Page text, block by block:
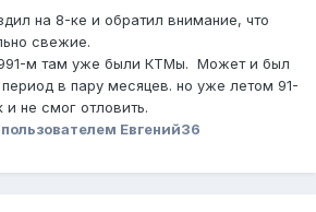
на 8-ке и обратил внимание, что
свежие.
м там уже были КТМы. Может и был
в пару месяцев. но уже летом 91-
и не смог отловить.
пользователем Евгений36